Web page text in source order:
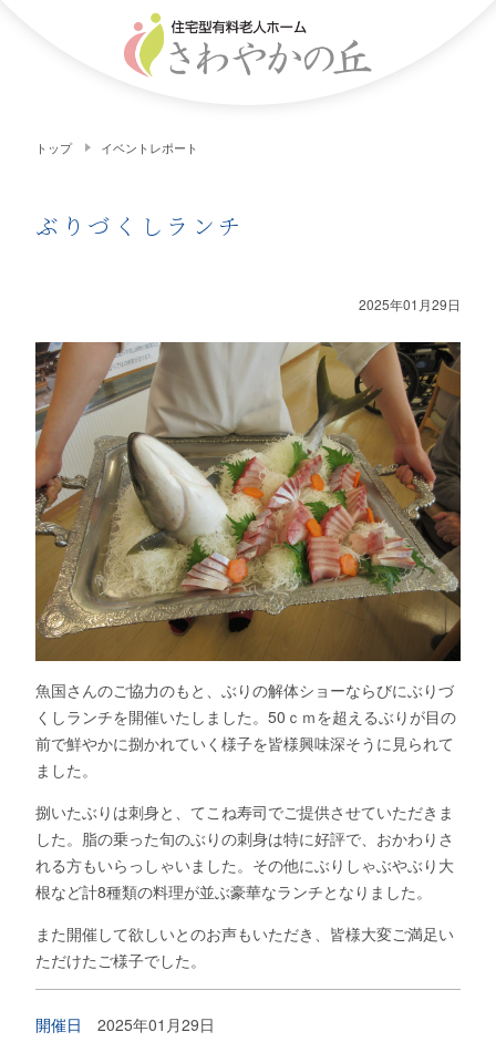
トップ イベントレポート
ぶりづくしランチ
2025年01月29日
魚国さんのご協力のもと、ぶりの解体ショーならびにぶりづ
くしランチを開催いたしました。50 ｃｍを超えるぶりが目の
前で鮮やかに捌かれていく様子を皆様興味深そうに見られて
ました。
捌いたぶりは刺身と、てこね寿司でご提供させていただきま
した。脂の乗った旬のぶりの刺身は特に好評で、おかわりさ
れる方もいらっしゃいました。その他にぶりしゃぶやぶり大
根など計8種類の料理が並ぶ豪華なランチとなりました。
また開催して欲しいとのお声もいただき、皆様大変ご満足い
ただけたご様子でした。
開催日
2025年01月29日